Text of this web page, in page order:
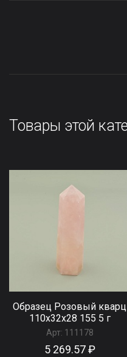
Товары этой
Образец Розовый кварц
110x32x28 155 5 г
Арт: 111178
5 269.57 ₽